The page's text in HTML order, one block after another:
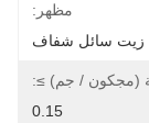
مظهر:
زيت سائل شفاف
(مجكون / جم) ≥:
0.15